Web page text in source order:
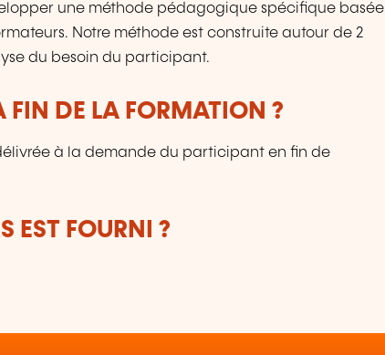
une méthode pédagogique spécifique basée
Notre méthode est construite autour de 2
du besoin du participant.
FIN DE LA FORMATION ?
à la demande du participant en fin de
EST FOURNI ?